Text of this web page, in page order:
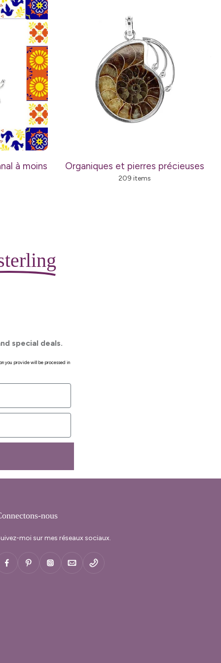
à moins
Organiques et pierres précieuses
209 items
special deals.
you provide will be processed in
nous
moi sur mes réseaux sociaux.